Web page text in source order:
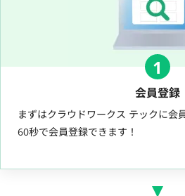
1
会員登録
まずはクラウドワークス テックに会
60秒で会員登録できます！